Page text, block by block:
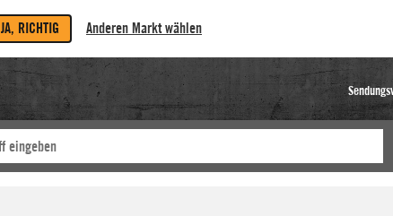
JA, RICHTIG Anderen Markt wählen